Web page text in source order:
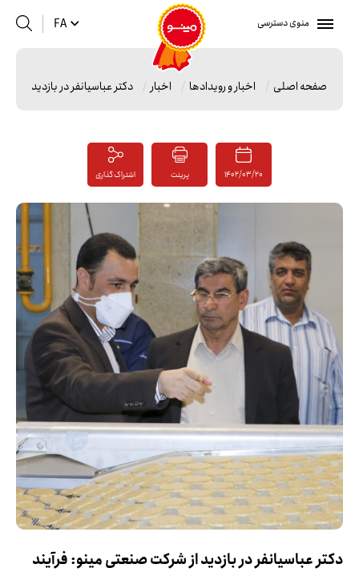
منوی دسترسی FA
صفحه اصلی اخبار و رویدادها اخبار دکتر عباسیانفر در بازدید از
1402/03/20 پرینت اشتراک گذاری
دکتر عباسیانفر در بازدید از شرکت صنعتی مینو: فرآیند